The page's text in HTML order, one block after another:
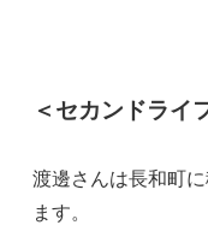
＜セカンドライ
渡邊さんは長和町
ます。